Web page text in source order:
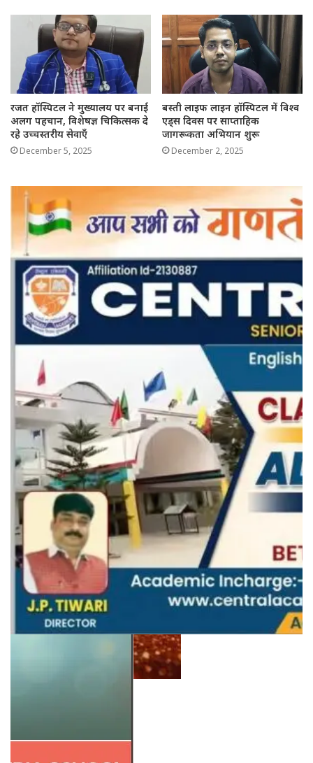
रजत हॉस्पिटल ने मुख्यालय पर बनाई
अलग पहचान, विशेषज्ञ चिकित्सक दे
रहे उच्चस्तरीय सेवाएँ
December 5, 2025
बस्ती लाइफ लाइन हॉस्पिटल में विश्व
एड्स दिवस पर साप्ताहिक
जागरूकता अभियान शुरू
December 2, 2025